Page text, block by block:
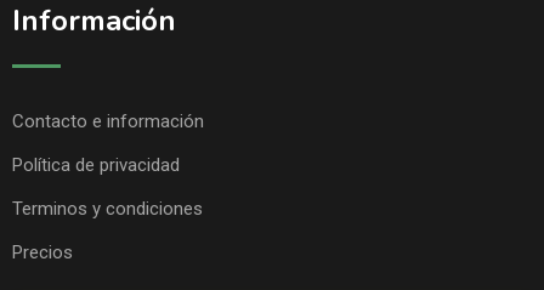
Información
Contacto e información
Política de privacidad
Terminos y condiciones
Precios